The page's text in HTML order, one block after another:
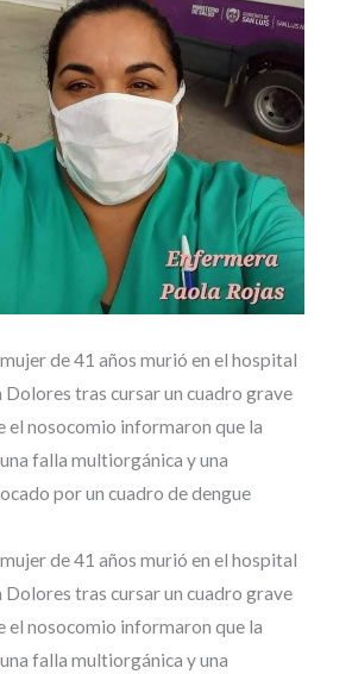
de 41 años murió en el hospital
Dolores tras cursar un cuadro grave
el nosocomio informaron que la
falla multiorgánica y una
por un cuadro de dengue
de 41 años murió en el hospital
Dolores tras cursar un cuadro grave
el nosocomio informaron que la
falla multiorgánica y una